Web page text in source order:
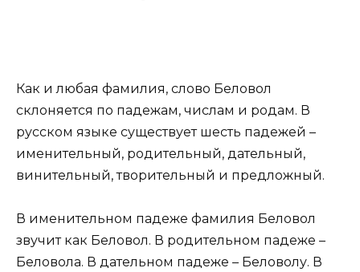
Как и любая фамилия, слово Беловол
склоняется по падежам, числам и родам. В
русском языке существует шесть падежей –
именительный, родительный, дательный,
винительный, творительный и предложный.
В именительном падеже фамилия Беловол
звучит как Беловол. В родительном падеже –
Беловола. В дательном падеже – Беловолу. В